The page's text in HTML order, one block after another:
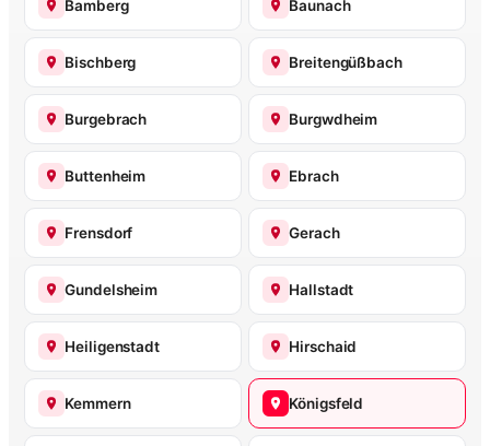
Bamberg Baunach
Bischberg Breitengüßbach
Burgebrach Burgwdheim
Buttenheim Ebrach
Frensdorf Gerach
Gundelsheim Hallstadt
Heiligenstadt Hirschaid
Kemmern Königsfeld